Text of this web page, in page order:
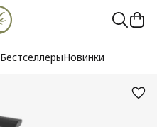
БестселлерыНовинки